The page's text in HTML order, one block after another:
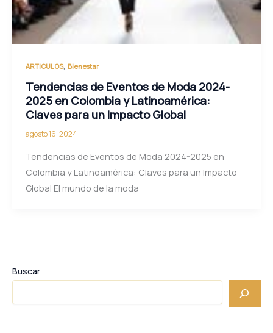
ARTICULOS, Bienestar
Tendencias de Eventos de Moda 2024-
2025 en Colombia y Latinoamérica:
Claves para un Impacto Global
agosto 16, 2024
Tendencias de Eventos de Moda 2024-2025 en
Colombia y Latinoamérica: Claves para un Impacto
Global El mundo de la moda
Buscar